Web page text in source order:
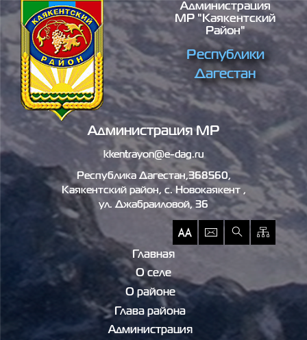
Перейти к основному содержаниюАдминистрация
МР "Каякентский
Район"
Республики
Дагестан
Администрация МР
kkentrayon@e-dag.ru
Республика Дагестан,368560,
Каякентский район, c. Новокаякент ,
ул. Джабраиловой, 36
Главная
О селе
О районе
Глава района
Администрация